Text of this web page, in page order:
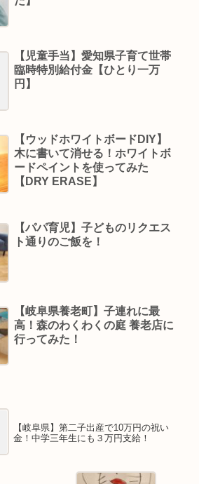
【児童手当】愛知県子育て世帯
臨時特別給付金【ひとり一万
円】
【ウッドホワイトボードDIY】
木に書いて消せる！ホワイトボ
ードペイントを使ってみた
【DRY ERASE】
【パパ育児】子どものリクエス
ト通りのご飯を！
【岐阜県養老町】子連れに最
高！森のわくわくの庭 養老店に
行ってみた！
【岐阜県】第二子出産で10万円の祝い
金！中学三年生にも３万円支給！